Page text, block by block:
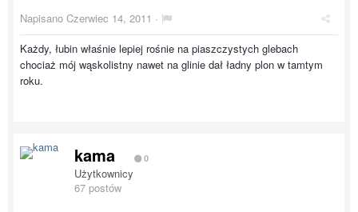
Napisano Czerwiec 14, 2011 ·
Każdy, łubin właśnie lepiej rośnie na piaszczystych glebach
chociaż mój wąskolistny nawet na glinie dał ładny plon w tamtym
roku.
kama 0
Użytkownicy
67 postów